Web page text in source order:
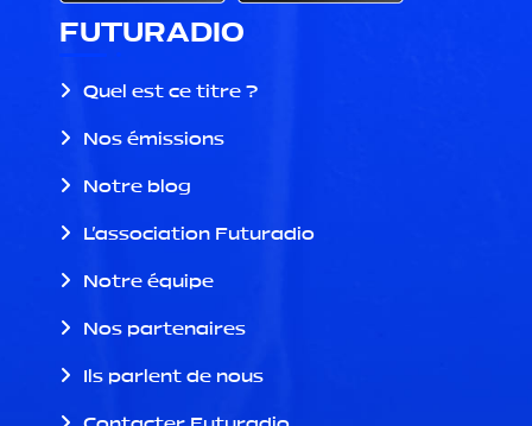
FUTURADIO
Quel est ce titre ?
Nos émissions
Notre blog
L'association Futuradio
Notre équipe
Nos partenaires
Ils parlent de nous